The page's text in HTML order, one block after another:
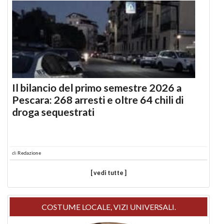
Il bilancio del primo semestre 2026 a
Pescara: 268 arresti e oltre 64 chili di
droga sequestrati
di Redazione
[ vedi tutte ]
COSTUME LOCALE, VIZI UNIVERSALI.